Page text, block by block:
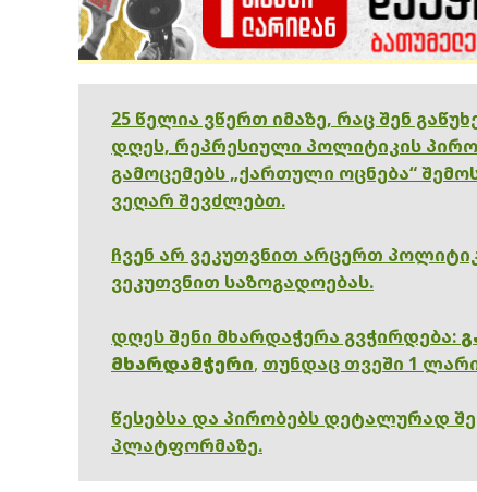
25 წელია ვწერთ იმაზე, რაც შენ
დღეს, რეპრესიული პოლიტიკის
გამოცემებს „ქართული ოცნება“
ვეღარ შევძლებთ.
ჩვენ არ ვეკუთვნით არცერთ
ვეკუთვნით საზოგადოებას.
დღეს შენი მხარდაჭერა გვჭირდება:
მხარდამჭერი, თუნდაც თვეში 1
წესებსა და პირობებს დეტალურად
პლატფორმაზე.